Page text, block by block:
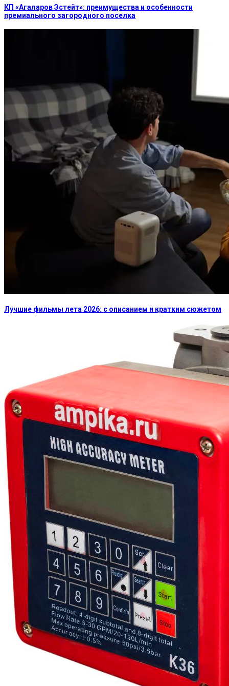
КП «Агаларов Эстейт»: преимущества и особенности
премиального загородного поселка
Лучшие фильмы лета 2026: с описанием и кратким сюжетом